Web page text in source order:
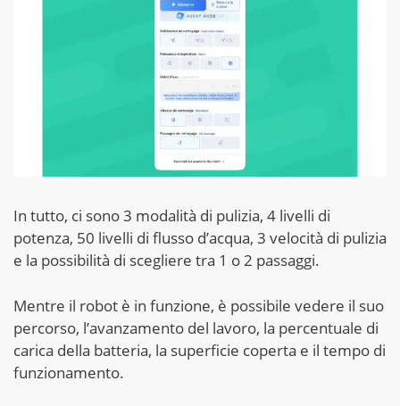
In tutto, ci sono 3 modalità di pulizia, 4 livelli di
potenza, 50 livelli di flusso d’acqua, 3 velocità di pulizia
e la possibilità di scegliere tra 1 o 2 passaggi.
Mentre il robot è in funzione, è possibile vedere il suo
percorso, l’avanzamento del lavoro, la percentuale di
carica della batteria, la superficie coperta e il tempo di
funzionamento.